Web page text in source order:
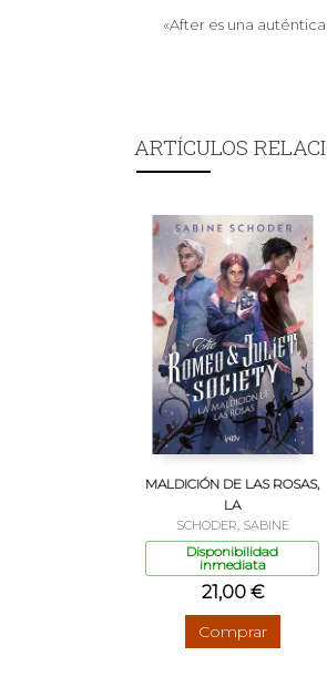
«After es una
ARTÍCULOS
MALDICIÓN DE LAS ROSAS,
LA
SCHODER, SABINE
Disponibilidad
inmediata
21,00 €
Comprar